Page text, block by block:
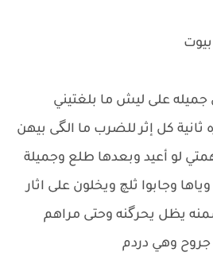
على ليش ما بلغتيني
كل إثر للضرب ما الگى بيهن
لو أعيد وبعدها طلع وجميلة
وجابوا ثلچ ويخلون على اثار
يظل يحرگنه وحتى مراهم
وهي دردم